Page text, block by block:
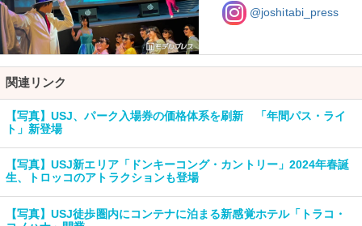
@joshitabi_press
関連リンク
【写真】USJ、パーク入場券の価格体系を刷新 「年間パス・ライ
ト」新登場
【写真】USJ新エリア「ドンキーコング・カントリー」2024年春誕
生、トロッコのアトラクションも登場
【写真】USJ徒歩圏内にコンテナに泊まる新感覚ホテル「トラコ・